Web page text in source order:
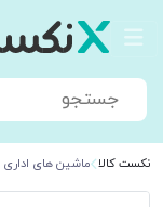
Products
search
نکست کالا ماشین های اداری